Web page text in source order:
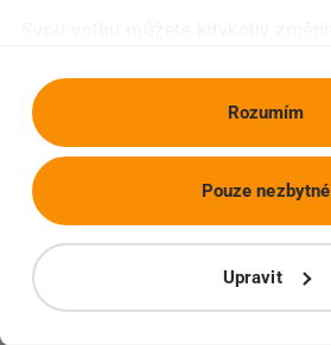
Rozumím
Upravit
Pouze nezbytné